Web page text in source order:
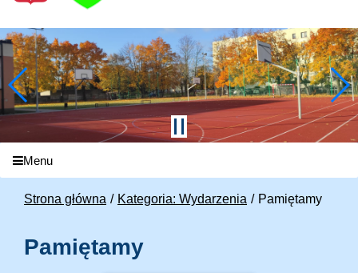
Menu
Strona główna Kategoria: Wydarzenia Pamiętamy
Pamiętamy